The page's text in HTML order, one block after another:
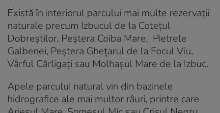
Există în interiorul parcului mai multe rezervații
naturale precum Izbucul de la Cotețul
Dobreștilor, Peștera Coiba Mare, Pietrele
Galbenei, Peștera Ghețarul de la Focul Viu,
Vârful Cârligați sau Molhașul Mare de la Izbuc.
Apele parcului natural vin din bazinele
hidrografice ale mai multor râuri, printre care